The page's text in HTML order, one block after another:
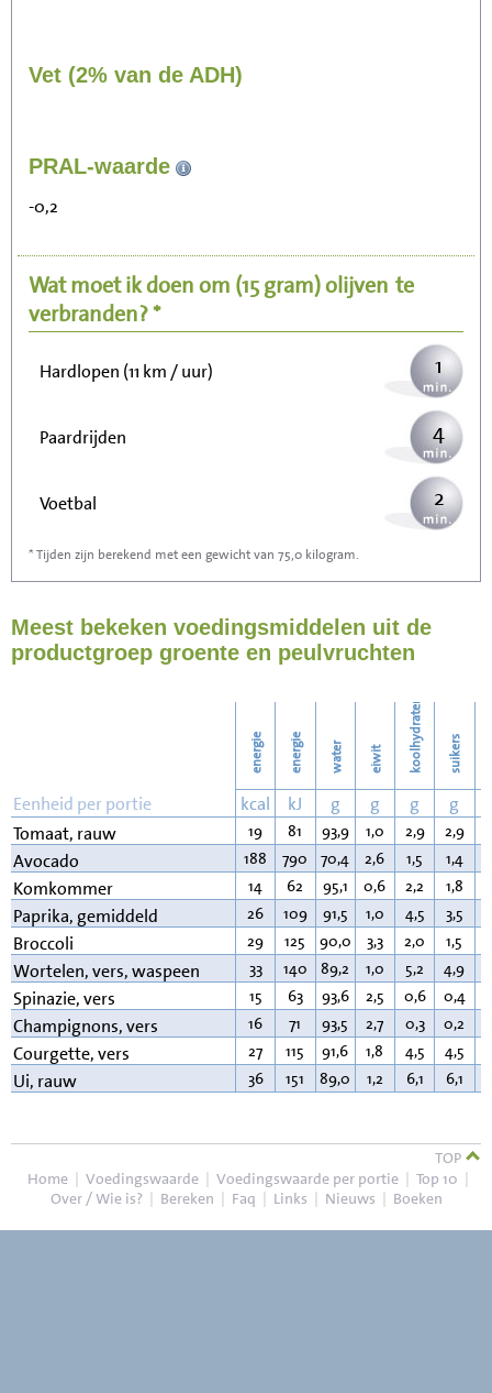
Vet (2% van de ADH)
PRAL-waarde
-0,2
Wat moet ik doen om (15 gram)olijven te
verbranden? *
Zitten, tv kijken
Wandelen (5 km/uur)
Hardlopen (11 km / uur) 1
Paardrijden 4
Voetbal 2
Stofzuigen
Strijken
8
* Tijden zijn berekend met een gewicht van 75,0 kilogram.
Meest bekeken voedingsmiddelen uit de
productgroep groente en peulvruchten
energie energie water eiwit koolhydraten suikers
Eenheid per portie kcal kJ g g g g
Tomaat, rauw
19 81 93,9 1,0 2,9 2,9
Avocado 188 790 70,4 2,6 1,5 1,4
Komkommer 14 62 95,1 0,6 2,2 1,8
Paprika, gemiddeld 26 109 91,5 1,0 4,5 3,5
Broccoli 29 125 90,0 3,3 2,0 1,5
Wortelen, vers, waspeen 33 140 89,2 1,0 5,2 4,9
Spinazie, vers 15 63 93,6 2,5 0,6 0,4
Champignons, vers 16 71 93,5 2,7 0,3 0,2
Courgette, vers 27 115 91,6 1,8 4,5 4,5
Ui, rauw 36 151 89,0 1,2 6,1 6,1
TOP
Home | Voedingswaarde | Voedingswaarde per portie | Top 10 |
Over / Wie is? | Bereken | Faq | Links | Nieuws | Boeken